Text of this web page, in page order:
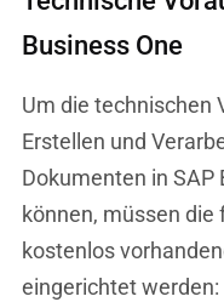
Business One
Um die technischen
Erstellen und
Dokumenten in SAP
können, müssen die
kostenlos
eingerichtet werden: